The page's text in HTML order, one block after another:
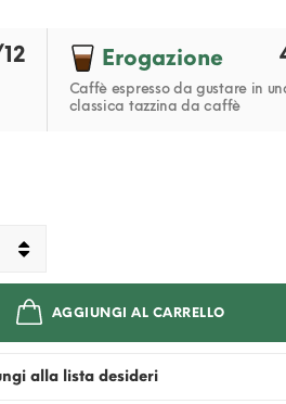
Erogazione
Caffè espresso da gustare in
classica tazzina da caffè
AGGIUNGI AL CARRELLO
alla lista desideri